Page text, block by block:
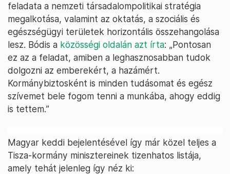
feladata a nemzeti társadalompolitikai stratégia
megalkotása, valamint az oktatás, a szociális és
egészségügyi területek horizontális összehangolása
lesz. Bódis a közösségi oldalán azt írta: „Pontosan
ez az a feladat, amiben a leghasznosabban tudok
dolgozni az emberekért, a hazámért.
Kormánybiztosként is minden tudásomat és egész
szívemet bele fogom tenni a munkába, ahogy eddig
is tettem.”
Magyar keddi bejelentésével így már közel teljes a
Tisza-kormány minisztereinek tizenhatos listája,
amely tehát jelenleg így néz ki: